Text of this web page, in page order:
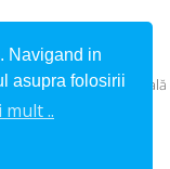
S.A.
poziţia oficială
României.
cofinanţate de
Navigand in
asupra folosirii
mult ..